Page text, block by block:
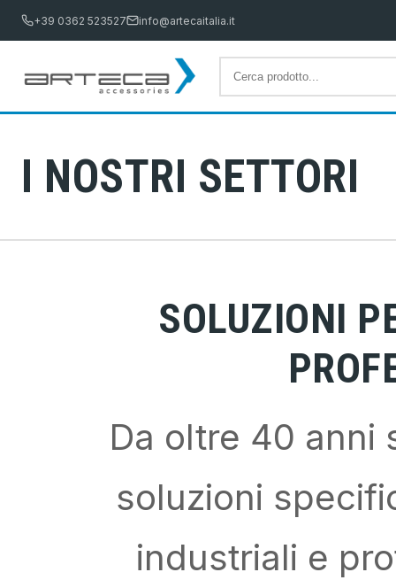
+39 0362 523527 info@artecaitalia.it
I NOSTRI SETTORI
SOLUZIONI
Da oltre 40 anni
soluzioni
industriali e